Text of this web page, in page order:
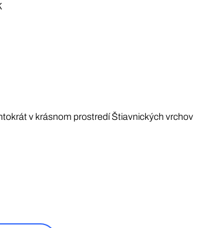
v krásnom prostredí Štiavnických vrchov